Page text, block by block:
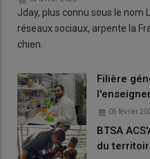
Jday, plus connu sous le nom
réseaux sociaux, arpente la
chien.
Filière
05 février
BTSA
du